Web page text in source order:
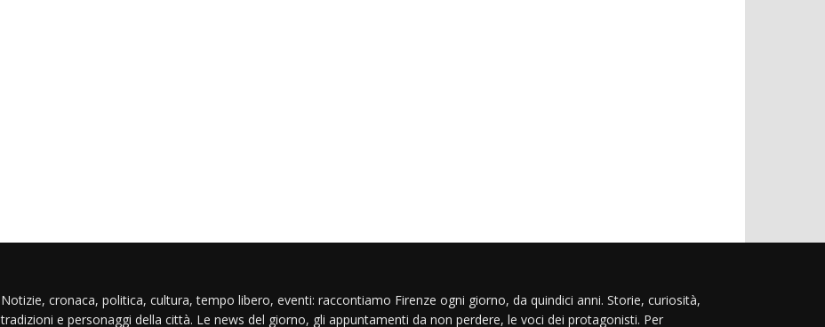
Notizie, cronaca, politica, cultura, tempo libero, eventi: raccontiamo Firenze ogni giorno, da quindici anni. Storie, curiosità,
tradizioni e personaggi della città. Le news del giorno, gli appuntamenti da non perdere, le voci dei protagonisti. Per